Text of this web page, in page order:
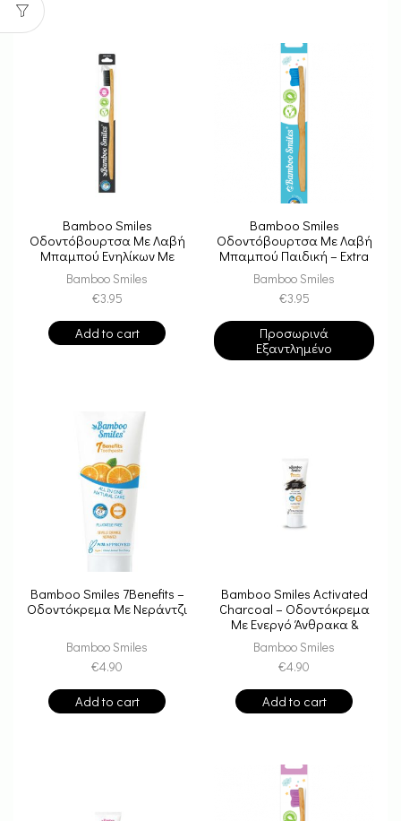
Bamboo Smiles
Οδοντόβουρτσα Με Λαβή
Μπαμπού Ενηλίκων Mε
Ενεργό Άνθρακα – Soft
Black
Bamboo Smiles
€3.95
Add to cart
Bamboo Smiles
Οδοντόβουρτσα Με Λαβή
Μπαμπού Παιδική – Extra
Soft Blue
Bamboo Smiles
€3.95
Προσωρινά
Εξαντλημένο
Bamboo Smiles 7Benefits –
Οδοντόκρεμα Με Nεράντζι
Bamboo Smiles
€4.90
Add to cart
Bamboo Smiles Activated
Charcoal – Οδοντόκρεμα
Με Ενεργό Άνθρακα &
Nεράντζι
Bamboo Smiles
€4.90
Add to cart